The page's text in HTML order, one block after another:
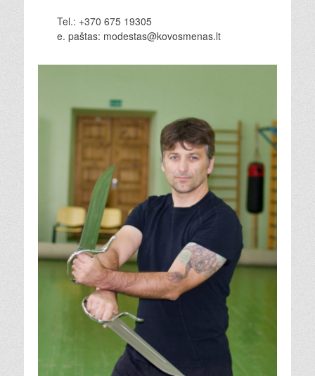
Tel.: +370 675 19305
e. paštas: modestas@kovosmenas.lt